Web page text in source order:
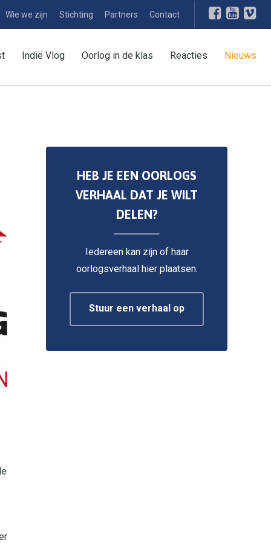
Wie we zijn Stichting Partners Contact
Indië Vlog Oorlog in de klas Reacties Nieuws
HEB JE EEN OORLOGS
VERHAAL DAT JE WILT
DELEN?
Iedereen kan zijn of haar
oorlogsverhaal hier plaatsen.
Stuur een verhaal op